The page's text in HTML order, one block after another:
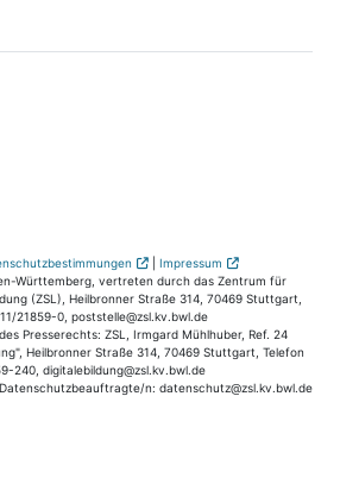
|
Impressum
Württemberg, vertreten durch das Zentrum für
(ZSL), Heilbronner Straße 314, 70469 Stuttgart,
21859-0, poststelle@zsl.kv.bwl.de
Presserechts: ZSL, Irmgard Mühlhuber, Ref. 24
Heilbronner Straße 314, 70469 Stuttgart, Telefon
240, digitalebildung@zsl.kv.bwl.de
n: datenschutz@zsl.kv.bwl.de